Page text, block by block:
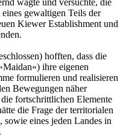
wagte und versuchte, die
gewaltigen Teils der
Kiewer Establishment und
hofften, dass die
ihre eigenen
formulieren und realisieren
Bewegungen näher
fortschrittlichen Elemente
die Frage der territorialen
eines jeden Landes in